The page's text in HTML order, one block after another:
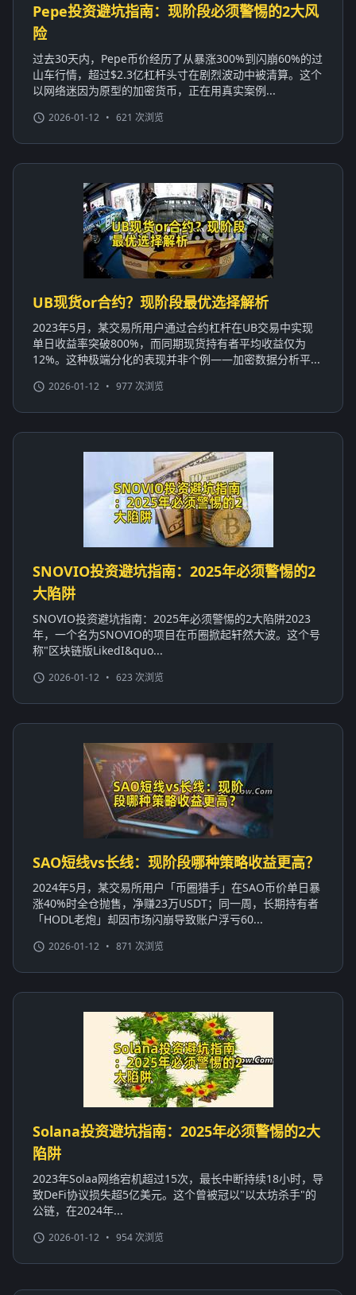
Pepe投资避坑指南：现阶段必须警惕的2大风
险
过去30天内，Pepe币价经历了从暴涨300%到闪崩60%的过
山车行情，超过$2.3亿杠杆头寸在剧烈波动中被清算。这个
以网络迷因为原型的加密货币，正在用真实案例...
2026-01-12 • 621 次浏览
UB现货or合约？现阶段最优选择解析
2023年5月，某交易所用户通过合约杠杆在UB交易中实现
单日收益率突破800%，而同期现货持有者平均收益仅为
12%。这种极端分化的表现并非个例——加密数据分析平...
2026-01-12 • 977 次浏览
SNOVIO投资避坑指南：2025年必须警惕的2
大陷阱
SNOVIO投资避坑指南：2025年必须警惕的2大陷阱2023
年，一个名为SNOVIO的项目在币圈掀起轩然大波。这个号
称"区块链版LikedI&quo...
2026-01-12 • 623 次浏览
SAO短线vs长线：现阶段哪种策略收益更高？
2024年5月，某交易所用户「币圈猎手」在SAO币价单日暴
涨40%时全仓抛售，净赚23万USDT；同一周，长期持有者
「HODL老炮」却因市场闪崩导致账户浮亏60...
2026-01-12 • 871 次浏览
Solana投资避坑指南：2025年必须警惕的2大
陷阱
2023年Solaa网络宕机超过15次，最长中断持续18小时，导
致DeFi协议损失超5亿美元。这个曾被冠以"以太坊杀手"的
公链，在2024年...
2026-01-12 • 954 次浏览